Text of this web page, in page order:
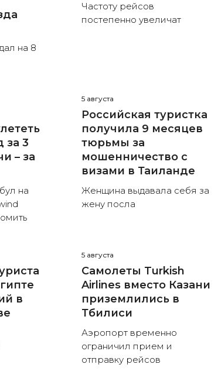
на 8
Частоту рейсов
постепенно увеличат
за 3
– за
на
5 августа
Российская туристка
получила 9 месяцев
тюрьмы за
мошенничество с
визами в Таиланде
Женщина выдавала себя за
жену посла
в
5 августа
Самолеты Turkish
Airlines вместо Казани
приземлились в
Тбилиси
Аэропорт временно
ограничил прием и
отправку рейсов